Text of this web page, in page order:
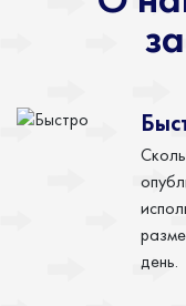
день.